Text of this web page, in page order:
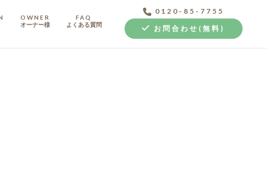
OWNER
オーナー様
FAQ
よくある質問
0120-85-7755
お問合わせ(無料)